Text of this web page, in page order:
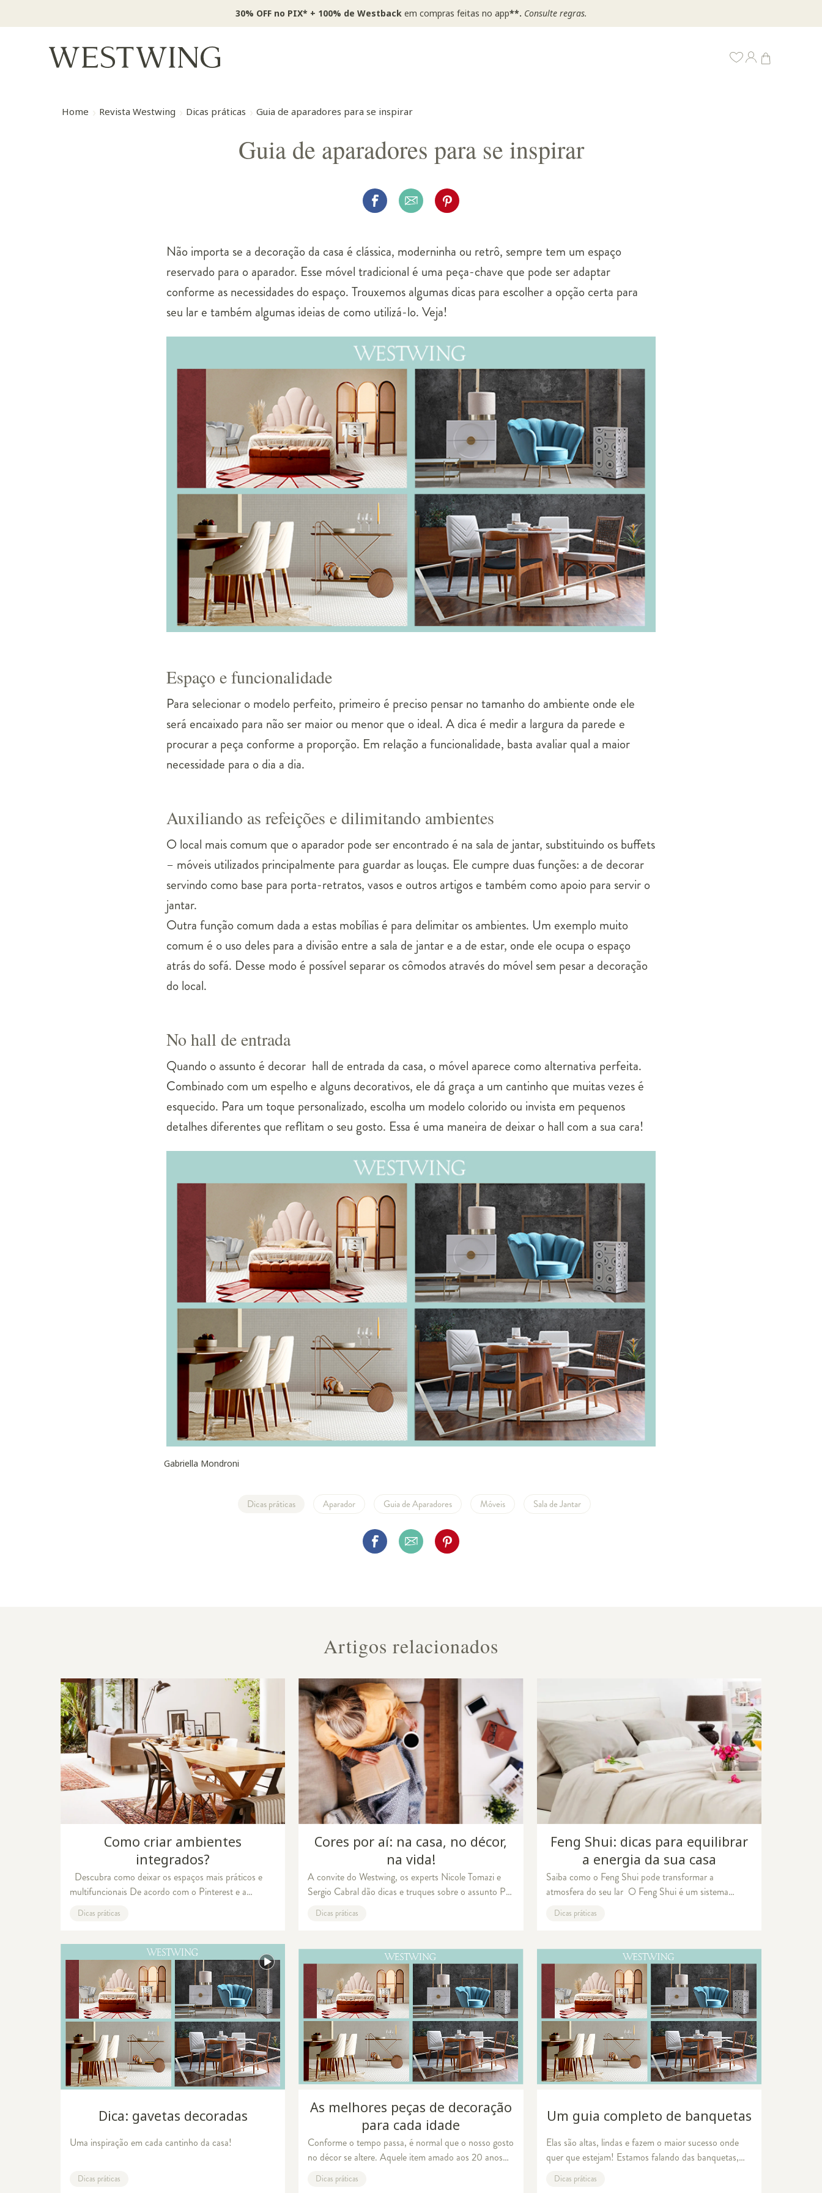
30% OFF no PIX* + 100% de Westback em compras feitas no app**. Consulte regras.
Home Revista Westwing Dicas práticas Guia de aparadores para se inspirar
Guia de aparadores para se inspirar
Não importa se a decoração da casa é clássica, moderninha ou retrô, sempre tem um espaço
reservado para o aparador. Esse móvel tradicional é uma peça-chave que pode ser adaptar
conforme as necessidades do espaço. Trouxemos algumas dicas para escolher a opção certa para
seu lar e também algumas ideias de como utilizá-lo. Veja!
Espaço e funcionalidade
Para selecionar o modelo perfeito, primeiro é preciso pensar no tamanho do ambiente onde ele
será encaixado para não ser maior ou menor que o ideal. A dica é medir a largura da parede e
procurar a peça conforme a proporção. Em relação a funcionalidade, basta avaliar qual a maior
necessidade para o dia a dia.
Auxiliando as refeições e dilimitando ambientes
O local mais comum que o aparador pode ser encontrado é na sala de jantar, substituindo os buffets
– móveis utilizados principalmente para guardar as louças. Ele cumpre duas funções: a de decorar
servindo como base para porta-retratos, vasos e outros artigos e também como apoio para servir o
jantar.
Outra função comum dada a estas mobílias é para delimitar os ambientes. Um exemplo muito
comum é o uso deles para a divisão entre a sala de jantar e a de estar, onde ele ocupa o espaço
atrás do sofá. Desse modo é possível separar os cômodos através do móvel sem pesar a decoração
do local.
No hall de entrada
Quando o assunto é decorar hall de entrada da casa, o móvel aparece como alternativa perfeita.
Combinado com um espelho e alguns decorativos, ele dá graça a um cantinho que muitas vezes é
esquecido. Para um toque personalizado, escolha um modelo colorido ou invista em pequenos
detalhes diferentes que reflitam o seu gosto. Essa é uma maneira de deixar o hall com a sua cara!
Gabriella Mondroni
Dicas práticas Aparador Guia de Aparadores Móveis Sala de Jantar
Artigos relacionados
Como criar ambientes
integrados?
Descubra como deixar os espaços mais práticos e
multifuncionais De acordo com o Pinterest e a
WGSN, duas autoridades globais quando o assunto é
tendência, os ambientes integrados - aq
Dicas práticas
Cores por aí: na casa, no décor,
na vida!
A convite do Westwing, os experts Nicole Tomazi e
Sergio Cabral dão dicas e truques sobre o assunto Por
Natalia Maruyama O período de isolamento social e a
vontade de transformar e dar mais
Dicas práticas
Feng Shui: dicas para equilibrar a energia da sua casa
Feng Shui: dicas para equilibrar
a energia da sua casa
Saiba como o Feng Shui pode transformar a
atmosfera do seu lar O Feng Shui é um sistema
milenar de conhecimentos que surgiu da
contemplação da natureza. Seu principal objetivo é
Dicas práticas
Dica: gavetas decoradas
Uma inspiração em cada cantinho da casa!
Dicas práticas
As melhores peças de decoração
para cada idade
Conforme o tempo passa, é normal que o nosso gosto
no décor se altere. Aquele item amado aos 20 anos
pode não ser mais um queridinho aos 40. Vale a pena
descobrir quais são as peças de decoraçã
Dicas práticas
Um guia completo de banquetas
Um guia completo de banquetas
Elas são altas, lindas e fazem o maior sucesso onde
quer que estejam! Estamos falando das banquetas,
que estão cada vez mais presentes nos projetos de
interiores. Antigamente eram apenas assentos em
Dicas práticas